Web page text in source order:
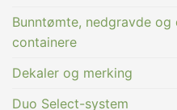
Bunntømte, nedgravde
containere
Dekaler og merking
Duo Select-system